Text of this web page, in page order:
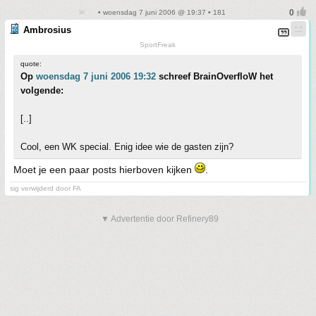
• woensdag 7 juni 2006 @ 19:37 • 181
Ambrosius
SportFreak
quote:
Op woensdag 7 juni 2006 19:32 schreef BrainOverfloW het
volgende:
[..]
Cool, een WK special. Enig idee wie de gasten zijn?
Moet je een paar posts hierboven kijken
sig verwijderd door FA
▼ Advertentie door Refinery89